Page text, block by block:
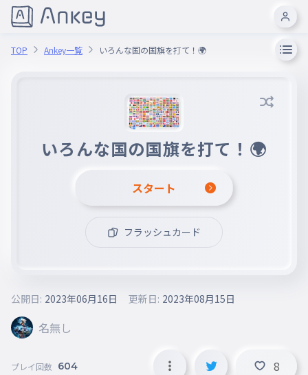
TOP Ankey一覧 いろんな国の国旗を打て！🌍
いろんな国の国旗を打て！🌍
スタート
フラッシュカード
名無し
公開日: 2023年06月16日 更新日: 2023年08月15日
プレイ回数 604 8